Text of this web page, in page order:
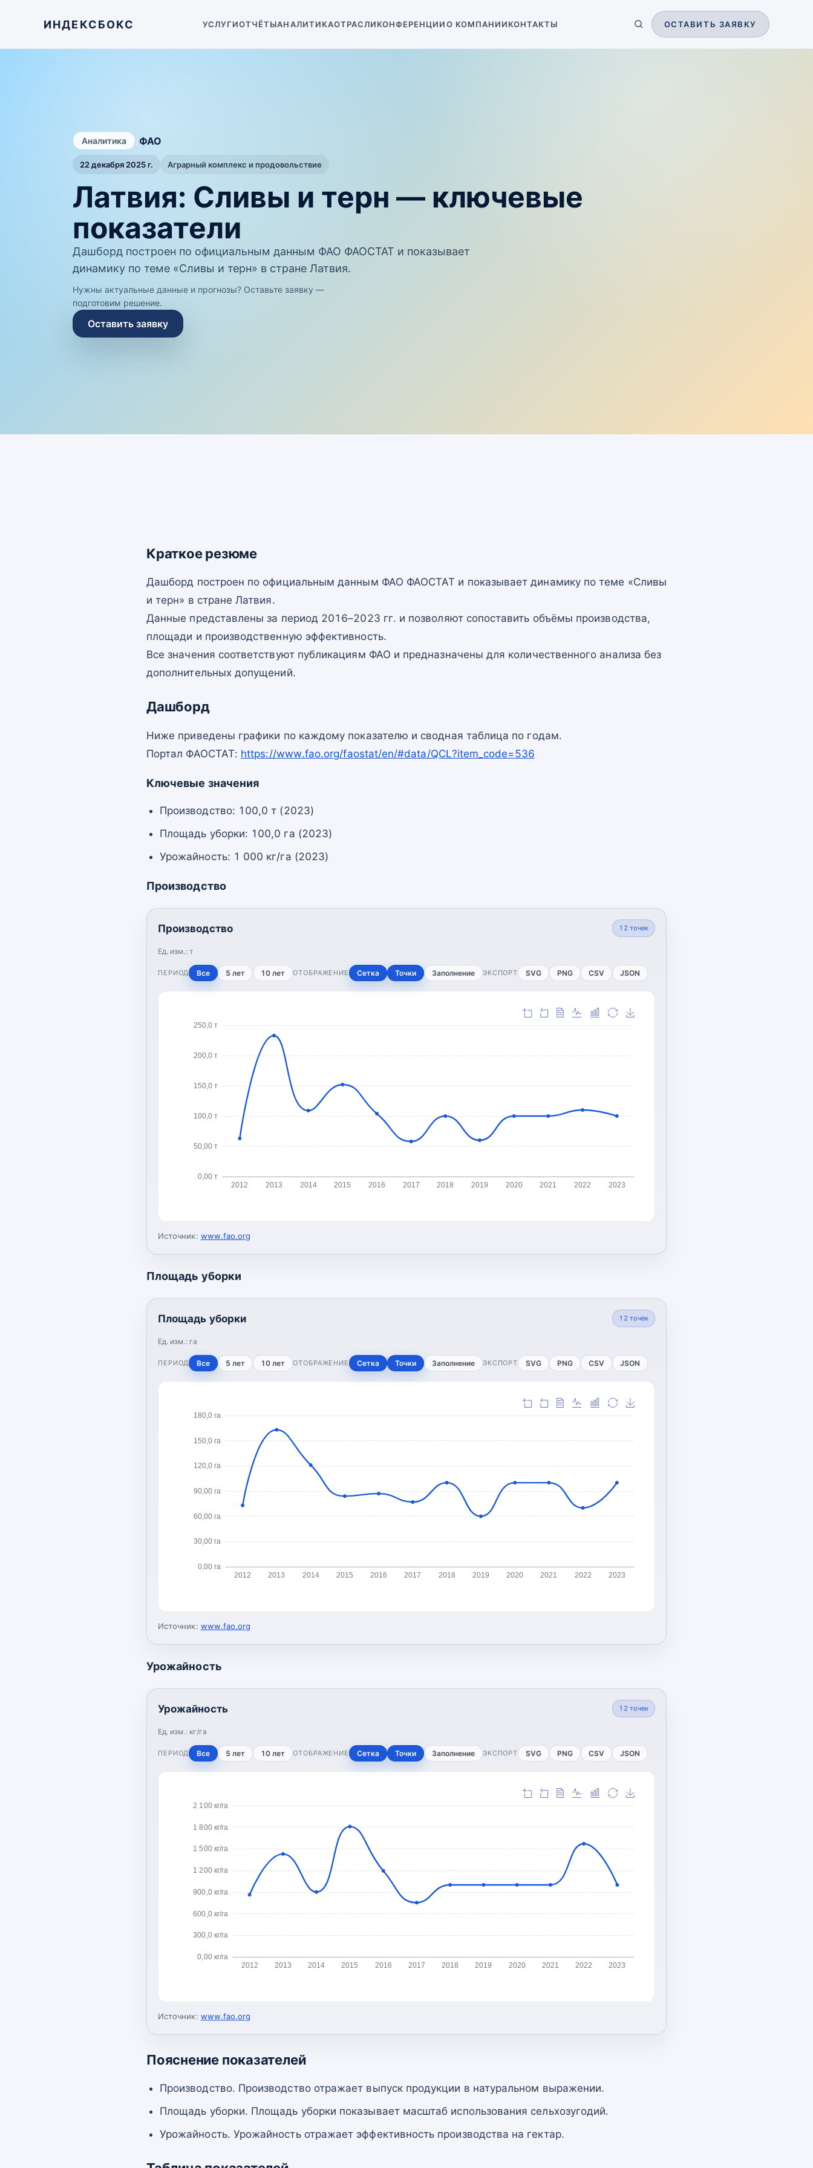
ИНДЕКСБОКС УСЛУГИОТЧЁТЫАНАЛИТИКАОТРАСЛИКОНФЕРЕНЦИИО КОМПАНИИКОНТАКТЫ ОСТАВИТЬ ЗАЯВКУ
Аналитика /ФАО
22 декабря 2025 г. Аграрный комплекс и продовольствие
Латвия: Сливы и терн — ключевые
показатели
Дашборд построен по официальным данным ФАО ФАОСТАТ и показывает
динамику по теме «Сливы и терн» в стране Латвия.
Нужны актуальные данные и прогнозы? Оставьте заявку —
подготовим решение.
Оставить заявку
Краткое резюме
Дашборд построен по официальным данным ФАО ФАОСТАТ и показывает динамику по теме «Сливы
и терн» в стране Латвия.
Данные представлены за период 2016–2023 гг. и позволяют сопоставить объёмы производства,
площади и производственную эффективность.
Все значения соответствуют публикациям ФАО и предназначены для количественного анализа без
дополнительных допущений.
Дашборд
Ниже приведены графики по каждому показателю и сводная таблица по годам.
Портал ФАОСТАТ: https://www.fao.org/faostat/en/#data/QCL?item_code=536
Ключевые значения
Производство: 100,0 т (2023)
Площадь уборки: 100,0 га (2023)
Урожайность: 1 000 кг/га (2023)
Производство
Производство
Ед. изм.: т
12 точек
ПЕРИОД Все 5 лет 10 лет ОТОБРАЖЕНИЕ Сетка Точки Заполнение ЭКСПОРТ SVG PNG CSV JSON
0,00 т
50,00 т
100,0 т
150,0 т
200,0 т
250,0 т
2012 2013 2014 2015 2016 2017 2018 2019 2020 2021 2022 2023
Источник: www.fao.org
Площадь уборки
Площадь уборки
Ед. изм.: га
12 точек
ПЕРИОД Все 5 лет 10 лет ОТОБРАЖЕНИЕ Сетка Точки Заполнение ЭКСПОРТ SVG PNG CSV JSON
0,00 га
30,00 га
60,00 га
90,00 га
120,0 га
150,0 га
180,0 га
2012 2013 2014 2015 2016 2017 2018 2019 2020 2021 2022 2023
Источник: www.fao.org
Урожайность
Урожайность
Ед. изм.: кг/га
12 точек
ПЕРИОД Все 5 лет 10 лет ОТОБРАЖЕНИЕ Сетка Точки Заполнение ЭКСПОРТ SVG PNG CSV JSON
0,00 кг/га
300,0 кг/га
600,0 кг/га
900,0 кг/га
1 200 кг/га
1 500 кг/га
1 800 кг/га
2 100 кг/га
2012 2013 2014 2015 2016 2017 2018 2019 2020 2021 2022 2023
Источник: www.fao.org
Пояснение показателей
Производство. Производство отражает выпуск продукции в натуральном выражении.
Площадь уборки. Площадь уборки показывает масштаб использования сельхозугодий.
Урожайность. Урожайность отражает эффективность производства на гектар.